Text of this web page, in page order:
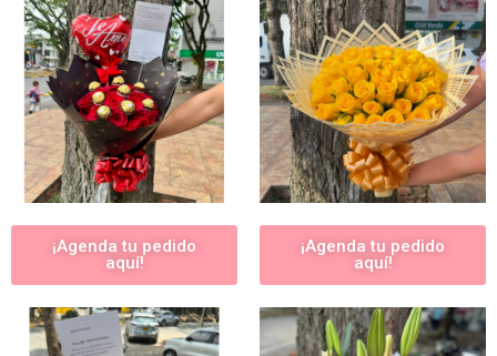
¡Agenda tu pedido
aquí!
¡Agenda tu pedido
aquí!